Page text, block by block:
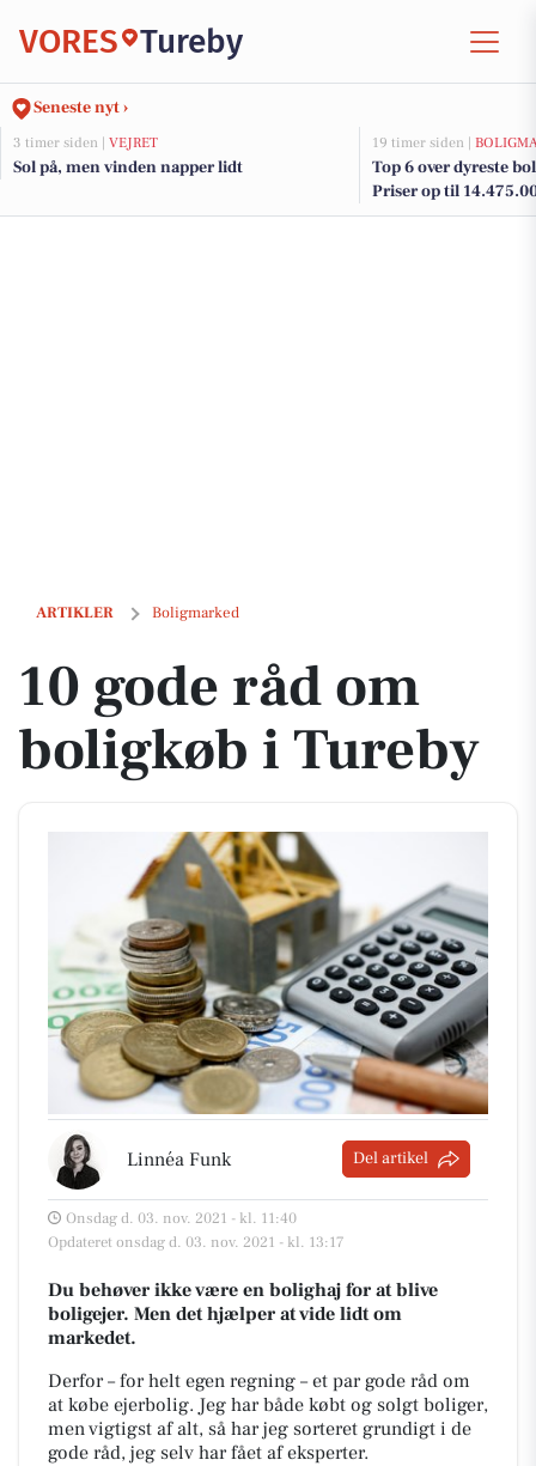
VORES Tureby
Seneste nyt ›
3 timer siden | VEJRET
Sol på, men vinden napper lidt
19 timer siden |
Top 6 over dyreste
Priser op til
ARTIKLER Boligmarked
10 gode råd om boligkøb i Tureby
10 gode råd om
boligkøb i Tureby
Linnéa Funk Del artikel
Onsdag d. 03. nov. 2021 - kl. 11:40
Opdateret onsdag d. 03. nov. 2021 - kl. 13:17
Du behøver ikke være en bolighaj for at blive
boligejer. Men det hjælper at vide lidt om
markedet.
Derfor – for helt egen regning – et par gode råd om
at købe ejerbolig. Jeg har både købt og solgt boliger,
men vigtigst af alt, så har jeg sorteret grundigt i de
gode råd, jeg selv har fået af eksperter.